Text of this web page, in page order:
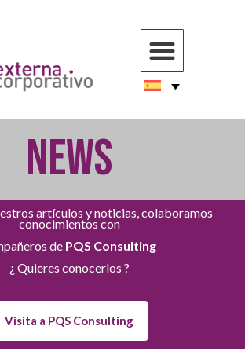
NEWS
artículos y noticias, colaboramos
conocimientos con
de PQS Consulting
¿ Quieres conocerlos ?
Visita a PQS Consulting